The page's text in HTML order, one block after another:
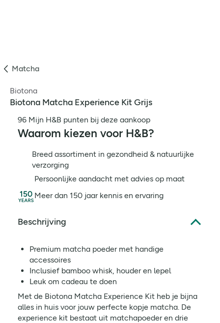
Matcha
Biotona
Biotona Matcha Experience Kit Grijs
96 Mijn H&B punten bij deze aankoop
Waarom kiezen voor H&B?
Breed assortiment in gezondheid & natuurlijke
verzorging
Persoonlijke aandacht met advies op maat
Meer dan 150 jaar kennis en ervaring
Beschrijving
Premium matcha poeder met handige
accessoires
Inclusief bamboo whisk, houder en lepel
Leuk om cadeau te doen
Met de Biotona Matcha Experience Kit heb je bijna
alles in huis voor jouw perfecte kopje matcha. De
experience kit bestaat uit matchapoeder en drie